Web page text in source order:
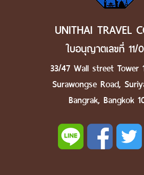
UNITHAI TRAVEL
ใบอนุญาตเลขที่ 11/
33/47 Wall street Tower
Surawongse Road,
Bangrak, Bangkok